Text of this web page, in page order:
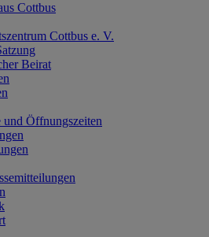
Cottbus
Cottbus e. V.
Beirat
und Öffnungszeiten